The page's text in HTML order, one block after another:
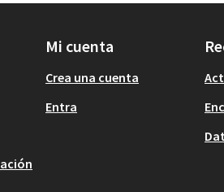
Mi cuenta
Crea una cuenta
Entra